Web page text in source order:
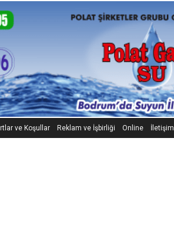
ve Koşullar Reklam ve İşbirliği Online İletişim